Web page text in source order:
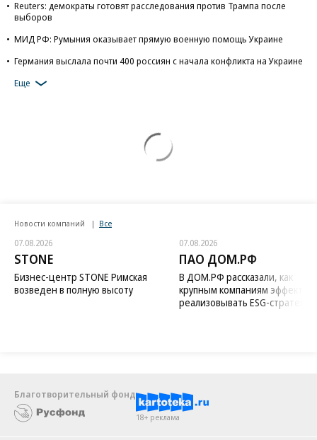
Reuters: демократы готовят расследования против Трампа после
выборов
МИД РФ: Румыния оказывает прямую военную помощь Украине
Германия выслала почти 400 россиян с начала конфликта на Украине
Еще
Новости компаний Все
07.08.2026
STONE
Бизнес-центр STONE Римская
возведен в полную высоту
07.08.2026
ПАО ДОМ.РФ
В ДОМ.РФ рассказали, как
крупным компаниям
реализовывать ESG-стратегию
Благотворительный фонд
18+ реклама